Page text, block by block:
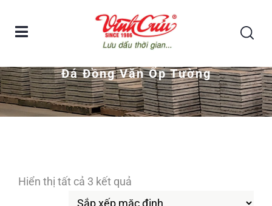
đá đồng văn ốp tường
Đá Đồng Văn Ốp Tường
Hiển thị tất cả 3 kết quả